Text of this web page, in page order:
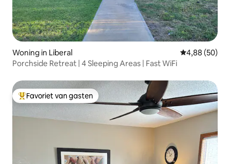
Woning in Liberal Gemiddelde
4,88 (50)
Porchside Retreat | 4 Sleeping Areas | Fast WiFi
Topfavoriet van gasten
Favoriet van gasten